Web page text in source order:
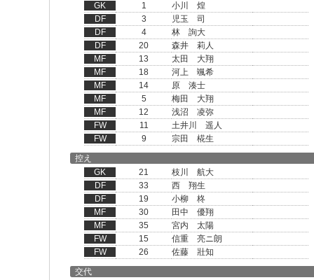
GK 1
小川 煌
DF
3
児玉 司
DF
4
林 詢大
DF
20
森井 莉人
MF
13
太田 大翔
MF
18
河上 颯希
MF
14
原 湊士
MF
5
梅田 大翔
MF
12
浅沼 凌弥
FW
11
土井川 遥人
FW
9
宗田 椛生
控え
GK
21
枝川 航大
DF
33
西 翔生
DF
19
小柳 柊
MF
30
田中 優翔
MF
35
宮内 太陽
FW
15
信重 亮ニ朗
FW
26
佐藤 壯知
交代